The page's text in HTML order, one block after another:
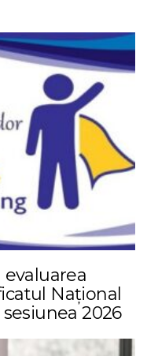
Național
2026